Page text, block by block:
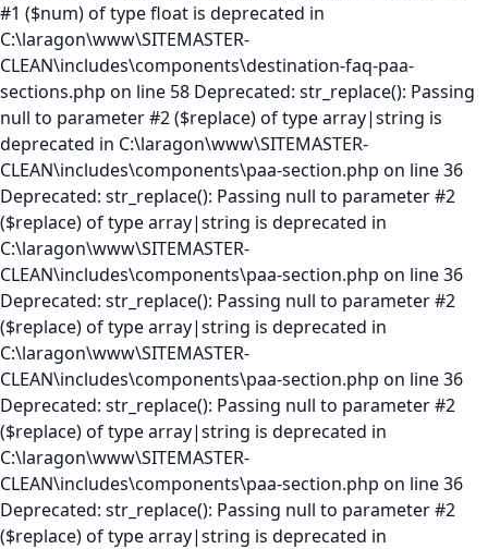
#1 ($num) of type float is deprecated in
C:\laragon\www\SITEMASTER-
CLEAN\includes\components\destination-faq-paa-
sections.php on line 58 Deprecated: str_replace(): Passing
null to parameter #2 ($replace) of type array|string is
deprecated in C:\laragon\www\SITEMASTER-
CLEAN\includes\components\paa-section.php on line 36
Deprecated: str_replace(): Passing null to parameter #2
($replace) of type array|string is deprecated in
C:\laragon\www\SITEMASTER-
CLEAN\includes\components\paa-section.php on line 36
Deprecated: str_replace(): Passing null to parameter #2
($replace) of type array|string is deprecated in
C:\laragon\www\SITEMASTER-
CLEAN\includes\components\paa-section.php on line 36
Deprecated: str_replace(): Passing null to parameter #2
($replace) of type array|string is deprecated in
C:\laragon\www\SITEMASTER-
CLEAN\includes\components\paa-section.php on line 36
Deprecated: str_replace(): Passing null to parameter #2
($replace) of type array|string is deprecated in